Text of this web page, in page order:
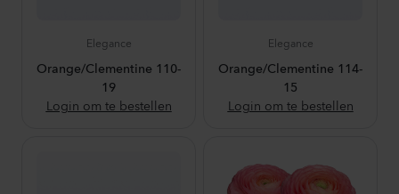
Elegance
Orange/Clementine 110-
19
Login om te bestellen
Elegance
Orange/Clementine 114-
15
Login om te bestellen